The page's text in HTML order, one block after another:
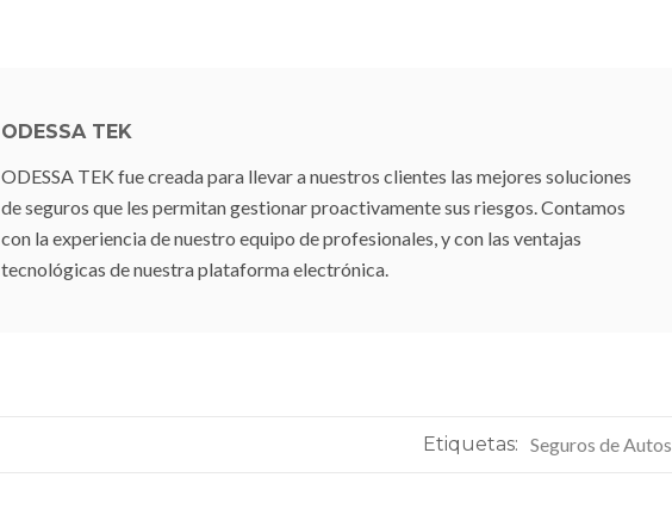
ODESSA TEK
ODESSA TEK fue creada para llevar a nuestros clientes las mejores soluciones
de seguros que les permitan gestionar proactivamente sus riesgos. Contamos
con la experiencia de nuestro equipo de profesionales, y con las ventajas
tecnológicas de nuestra plataforma electrónica.
Etiquetas: Seguros de Autos